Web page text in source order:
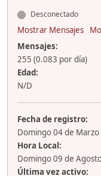
Desconectado
Mostrar Mensajes
Mensajes:
255 (0.083 por día)
Edad:
N/D
Fecha de registro:
Domingo 04 de
Hora Local:
Domingo 09 de
Última vez activo: